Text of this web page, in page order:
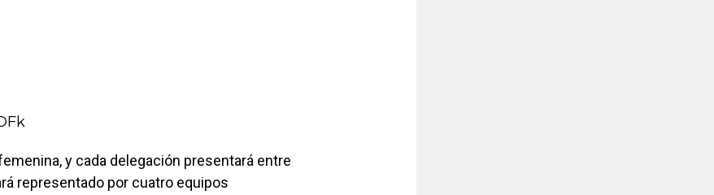
y cada delegación presentará entre
representado por cuatro equipos